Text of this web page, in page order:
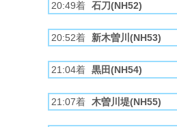
20:49着 石刀(NH52)
20:52着 新木曽川(NH53)
21:04着 黒田(NH54)
21:07着 木曽川堤(NH55)